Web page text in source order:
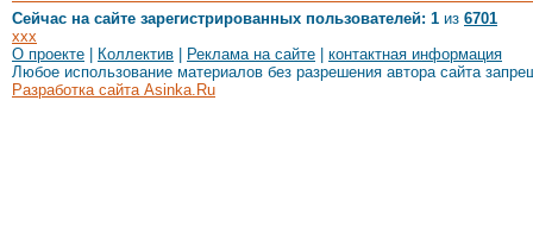
Сейчас на сайте зарегистрированных пользователей: 1 из 6701
xxx
О проекте
Коллектив Реклама на сайте
контактная информация
Любое использование материалов без разрешения автора сайта
Разработка сайта Asinka.Ru